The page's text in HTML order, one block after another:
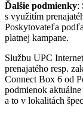
Ďalšie podmienky:
s využitím
Poskytovateľa
platnej kampane.
Službu UPC
prenajatého resp.
Connect Box 6 od
podmienok
a to v lokalitách